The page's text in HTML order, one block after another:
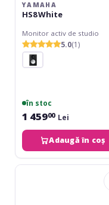
YAMAHA
HS8 White
Monitor activ de studio
5.0(1)
în stoc
1 45900 Lei
Adaugă în coș
Genelec